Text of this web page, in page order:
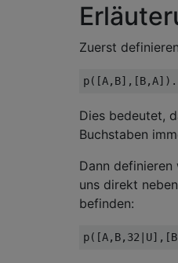
Zuerst
Dies bedeutet,
Buchstaben
Dann
uns direkt
befinden: